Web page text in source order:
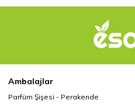
Ambalajlar
Parfüm Şişesi - Perakende